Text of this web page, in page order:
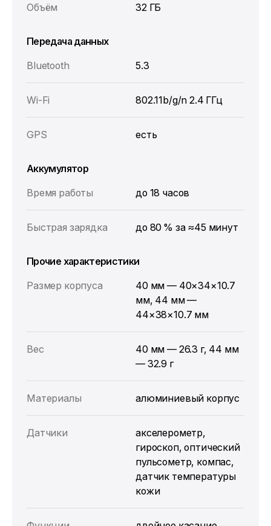
Объём
32 ГБ
Передача данных
Bluetooth
5.3
Wi‑Fi 802.11b/g/n 2.4 ГГц
GPS есть
Аккумулятор
Время работы
до 18 часов
Быстрая зарядка до 80 % за ≈45 минут
Прочие характеристики
Размер корпуса
40 мм — 40×34×10.7
мм, 44 мм —
44×38×10.7 мм
Вес
40 мм — 26.3 г, 44 мм
— 32.9 г
Материалы алюминиевый корпус
Датчики
акселерометр,
гироскоп, оптический
пульсометр, компас,
датчик температуры
кожи